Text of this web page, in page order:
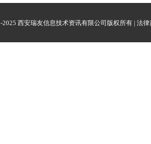
2025 西安瑞友信息技术资讯有限公司版权所有 | 法律